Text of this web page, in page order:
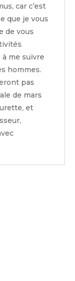
car c’est
que je vous
de vous
me suivre
hommes.
pas
de mars
et